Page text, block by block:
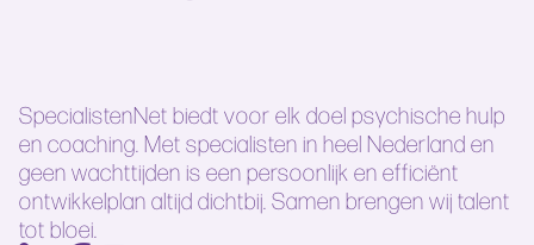
SpecialistenNet biedt voor elk doel psychische hulp
en coaching. Met specialisten in heel Nederland en
geen wachttijden is een persoonlijk en efficiënt
ontwikkelplan altijd dichtbij. Samen brengen wij talent
tot bloei.